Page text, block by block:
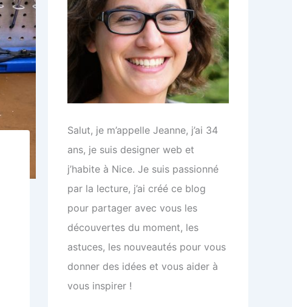
Salut, je m’appelle Jeanne, j’ai 34
ans, je suis designer web et
j’habite à Nice. Je suis passionné
par la lecture, j’ai créé ce blog
pour partager avec vous les
découvertes du moment, les
astuces, les nouveautés pour vous
donner des idées et vous aider à
vous inspirer !